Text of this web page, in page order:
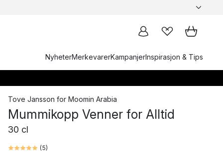
NyheterMerkevarerKampanjerInspirasjon & Tips
Tove Jansson for Moomin Arabia
Mummikopp Venner for Alltid
30 cl
(5)